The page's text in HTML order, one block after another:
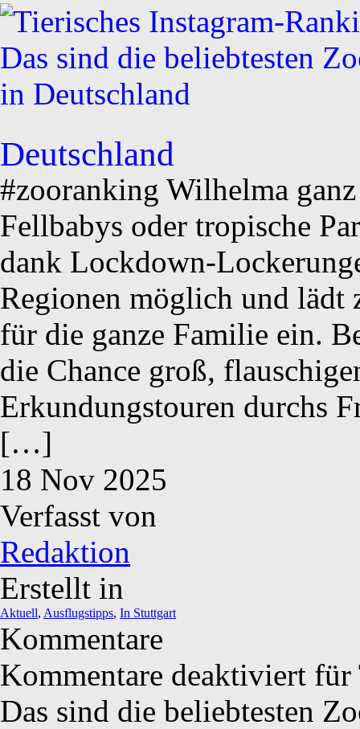
Deutschland
#zooranking Wilhelma
Fellbabys oder tropische
dank Lockdown-
Regionen möglich und lädt
für die ganze Familie ein.
die Chance groß,
Erkundungstouren durchs
[…]
18 Nov 2025
Verfasst von
Redaktion
Erstellt in
Aktuell, Ausflugstipps, In Stuttgart
Kommentare
Kommentare deaktiviert für
Das sind die beliebtesten